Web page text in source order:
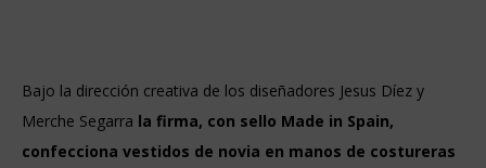
Bajo la dirección creativa de los diseñadores Jesus Díez y
Merche Segarra la firma, con sello Made in Spain,
confecciona vestidos de novia en manos de costureras